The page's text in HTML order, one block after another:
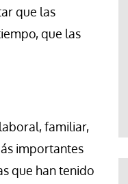
que las
que las
familiar,
importantes
que han tenido